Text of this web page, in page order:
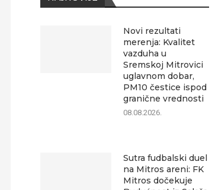
Novi rezultati
merenja: Kvalitet
vazduha u
Sremskoj Mitrovici
uglavnom dobar,
PM10 čestice ispod
granične vrednosti
08.08.2026.
Sutra fudbalski duel
na Mitros areni: FK
Mitros dočekuje